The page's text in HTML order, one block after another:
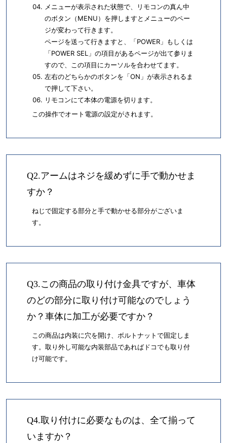
メニューが表示された状態で、リモコンの真ん中
のボタン（MENU）を押しますとメニューのペー
ジが変わって行きます。
ページを送って行きますと、「POWER」もしくは
「POWER SEL」の項目があるページが出て参りま
すので、この項目にカーソルを合わせてます。
左右のどちらかのボタンを「ON」が表示されるま
で押して下さい。
リモコンにて本体の電源を切ります。
この操作でオート電源の設定がされます。
Q2.アームはネジを緩めずに手で動かせま
すか？
ねじで固定する部分と手で動かせる部分がございま
す。
Q3.この商品の取り付け金具ですが、車体
のどの部分に取り付け可能なのでしょう
か？車体に加工が必要ですか？
この商品は内装に穴を開け、ボルトナットで固定しま
す。取り外し可能な内装部品であればドコでも取り付
け可能です。
Q4.取り付けに必要なものは、全て揃って
いますか？